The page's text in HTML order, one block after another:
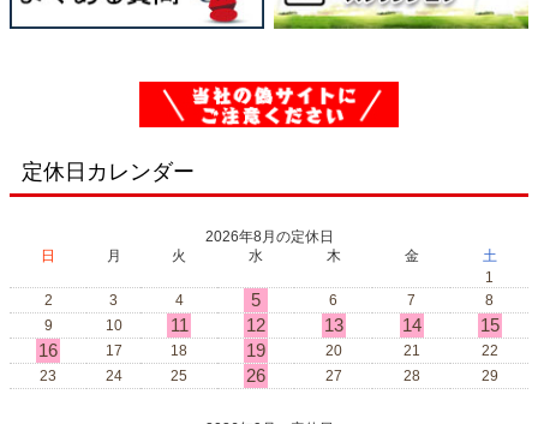
定休日カレンダー
2026年8月の定休日
日
月 火 水 木 金
土
1
2
3 4 5 6 7
8
9
10 11 12 13 14
15
16
17 18 19 20 21
22
23
24 25 26 27 28 29